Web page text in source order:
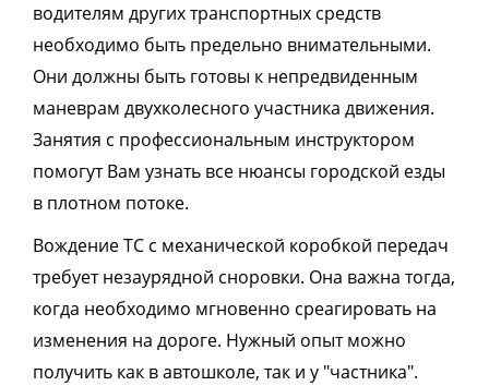
водителям других транспортных средств
необходимо быть предельно внимательными.
Они должны быть готовы к непредвиденным
маневрам двухколесного участника движения.
Занятия с профессиональным инструктором
помогут Вам узнать все нюансы городской езды
в плотном потоке.
Вождение ТС с механической коробкой передач
требует незаурядной сноровки. Она важна тогда,
когда необходимо мгновенно среагировать на
изменения на дороге. Нужный опыт можно
получить как в автошколе, так и у "частника".